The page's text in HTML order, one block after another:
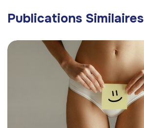
Publications Similaires